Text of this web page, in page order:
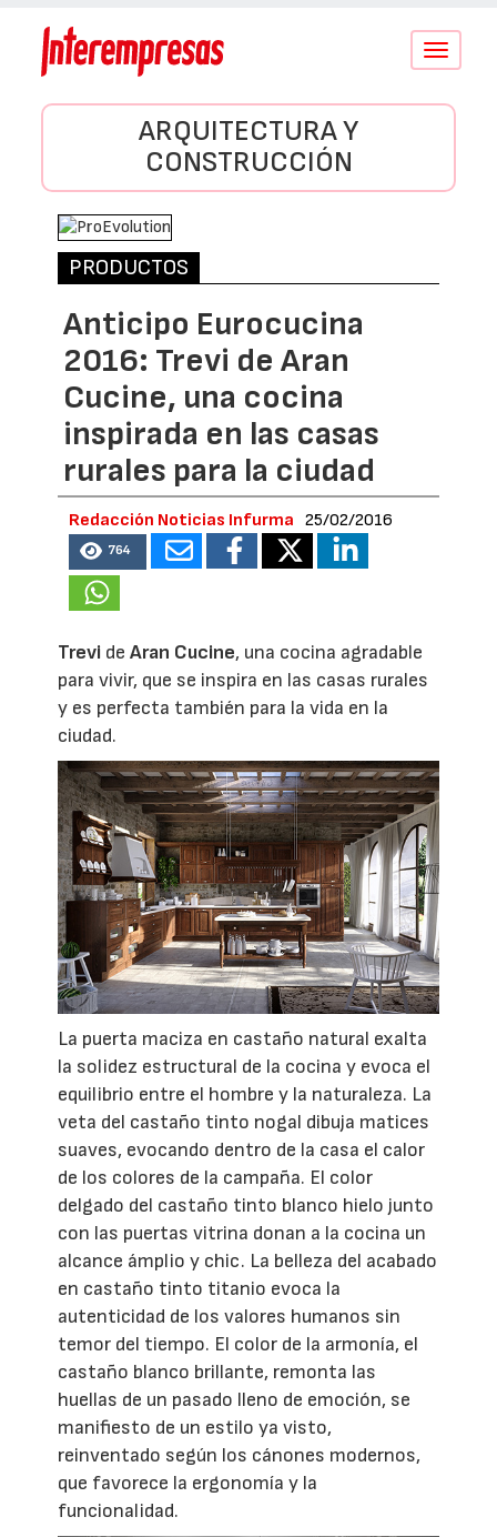
Conmutar
ARQUITECTURA Y
CONSTRUCCIÓN
PRODUCTOS
Anticipo Eurocucina
2016: Trevi de Aran
Cucine, una cocina
inspirada en las casas
rurales para la ciudad
Redacción Noticias Infurma 25/02/2016
764
Trevi deAran Cucine, una cocina agradable
para vivir, que se inspira en las casas rurales
y es perfecta también para la vida en la
ciudad.
La puerta maciza en castaño natural exalta
la solidez estructural de la cocina y evoca el
equilibrio entre el hombre y la naturaleza. La
veta del castaño tinto nogal dibuja matices
suaves, evocando dentro de la casa el calor
de los colores de la campaña. El color
delgado del castaño tinto blanco hielo junto
con las puertas vitrina donan a la cocina un
alcance ámplio y chic. La belleza del acabado
en castaño tinto titanio evoca la
autenticidad de los valores humanos sin
temor del tiempo. El color de la armonía, el
castaño blanco brillante, remonta las
huellas de un pasado lleno de emoción, se
manifiesto de un estilo ya visto,
reinventado según los cánones modernos,
que favorece la ergonomía y la
funcionalidad.